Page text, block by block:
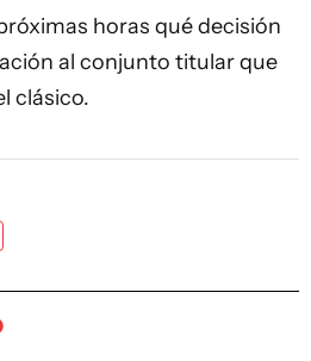
horas qué decisión
al conjunto titular que
clásico.